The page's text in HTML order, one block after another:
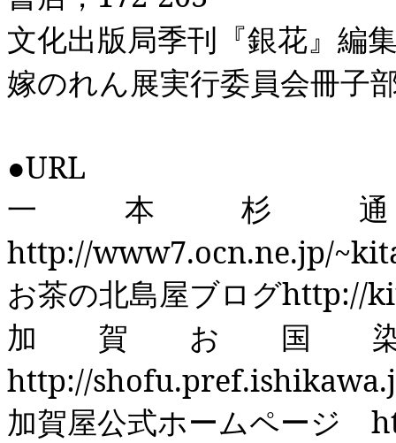
文化出版局季刊『銀花』編
嫁のれん展実行委員会冊子
●URL
一本杉
http://www7.ocn.ne.jp/
お茶の北島屋ブログhttp://
加賀お
http://
加賀屋公式ホームページ